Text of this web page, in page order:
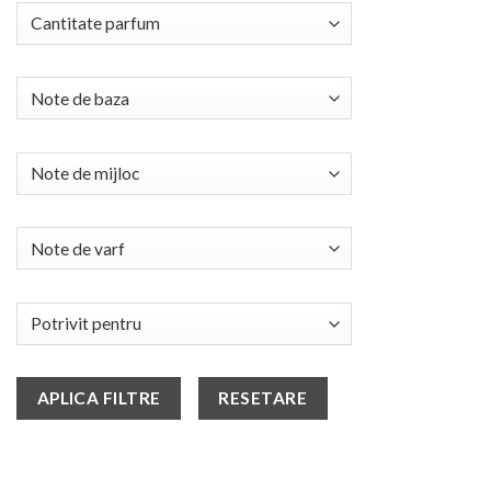
RESETARE
APLICA FILTRE